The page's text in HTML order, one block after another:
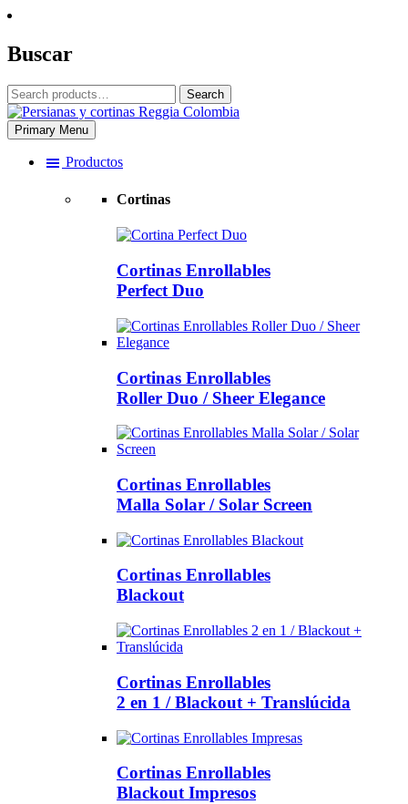
Skip
content
Buscar
Search
for:
Search
Reggia Colombia
Reggia Colombia
Primary Menu
Productos
Cortinas
Cortinas Enrollables
Perfect Duo
Cortinas Enrollables
Roller Duo / Sheer Elegance
Cortinas Enrollables
Malla Solar / Solar Screen
Cortinas Enrollables
Blackout
Cortinas Enrollables
2 en 1 / Blackout + Translúcida
Cortinas Enrollables
Blackout Impresos